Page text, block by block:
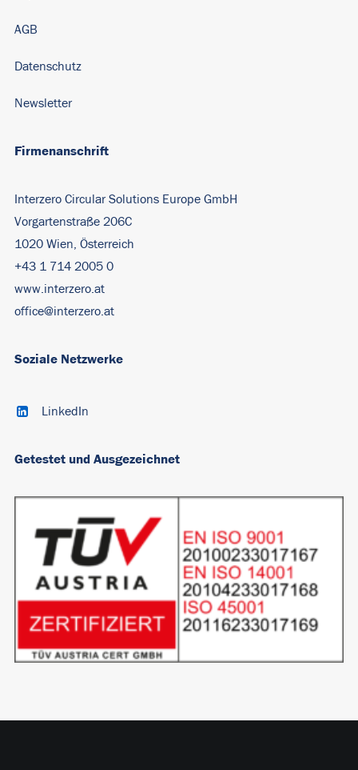
Firmenanschrift
Interzero Circular Solutions Europe GmbH
Vorgartenstraße 206C
1020 Wien, Österreich
+43 1 714 2005 0
www.interzero.at
office@interzero.at
AGB
Datenschutz
Newsletter
Soziale Netzwerke
LinkedIn
Getestet und Ausgezeichnet